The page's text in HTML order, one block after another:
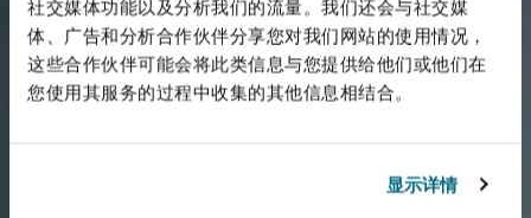
社交媒体功能以及分析我们的流量。我们还会与社交媒
体、广告和分析合作伙伴分享您对我们网站的使用情况，
这些合作伙伴可能会将此类信息与您提供给他们或他们在
您使用其服务的过程中收集的其他信息相结合。
显示详情